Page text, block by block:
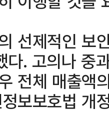
선제적인 보
다. 고의나 중
전체 매출액
보보호법 개